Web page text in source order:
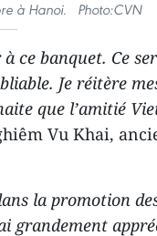
à Hanoi. Photo:CVN
ce banquet. Ce
Je réitère
que l’amitié
Vu Khai,
la promotion
grandement